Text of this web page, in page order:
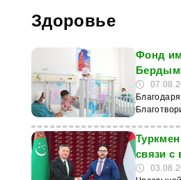
Медиа
Афиша
Здоровье
Фонд
в опеке
связи с